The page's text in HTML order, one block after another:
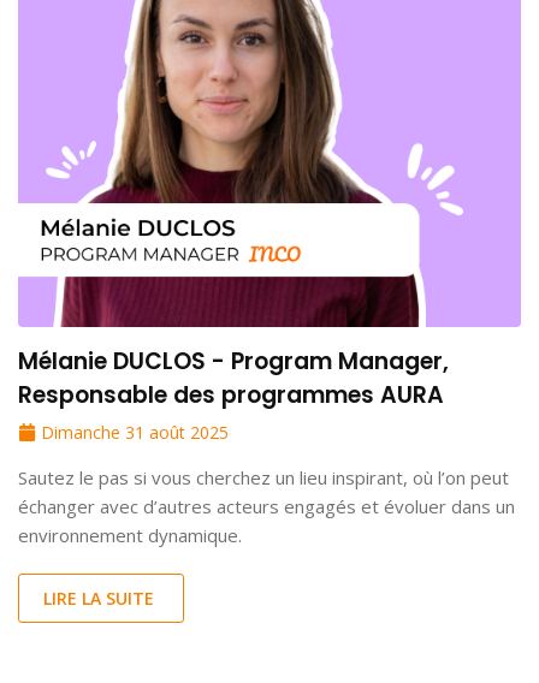
Mélanie DUCLOS - Program Manager,
Responsable des programmes AURA
Dimanche 31 août 2025
Sautez le pas si vous cherchez un lieu inspirant, où l’on peut
échanger avec d’autres acteurs engagés et évoluer dans un
environnement dynamique.
LIRE LA SUITE